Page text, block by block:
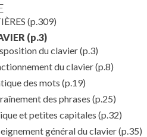
(p.309)
(p.3)
du clavier(p.3)
du clavier(p.8)
des mots (p.19)
des phrases (p.25)
et petites capitales (p.32)
général du clavier(p.35)